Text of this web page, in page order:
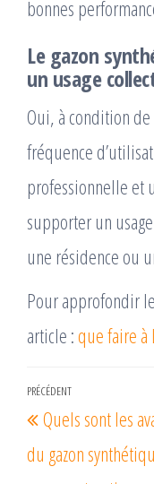
bonnes
Le gazon
un usage
Oui, à condition
fréquence
professionnelle
supporter un
une résidence ou
Pour approfondir
article :que faire à
Navigation
de
l’article
Article
précédent
PRÉCÉDENT
Quels sont les
du gazon